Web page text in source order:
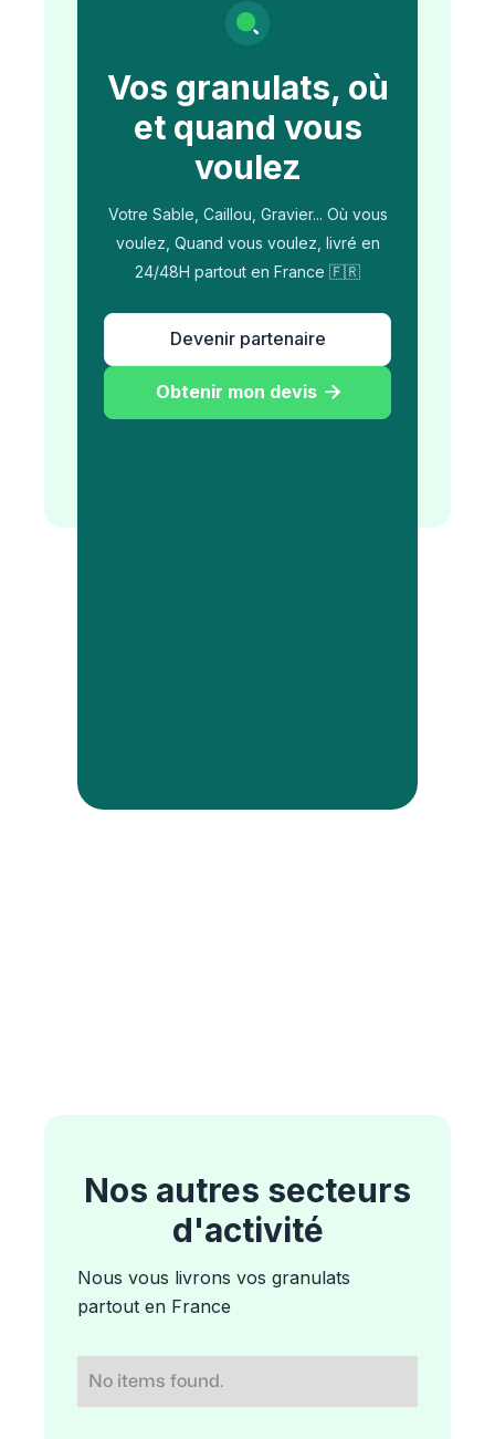
Vos granulats, où
et quand vous
voulez
Votre Sable, Caillou, Gravier... Où vous
voulez, Quand vous voulez, livré en
24/48H partout en France 🇫🇷
Devenir partenaire
Obtenir mon devis 
Nos autres secteurs
d'activité
Nous vous livrons vos granulats
partout en France
No items found.